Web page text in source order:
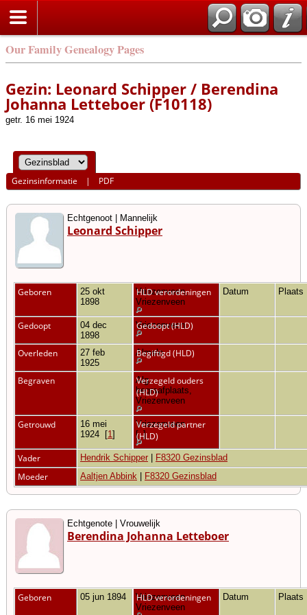
Our Family Genealogy Pages
Gezin: Leonard Schipper / Berendina
Johanna Letteboer (F10118)
getr. 16 mei 1924
Gezinsinformatie | PDF
Echtgenoot | Mannelijk
Leonard Schipper
Geboren
25 okt
1898
Vriezenveen,
Vriezenveen
HLD verordeningen Datum Plaats
Gedoopt
04 dec
1898
Vriezenveen
Gedoopt (HLD)
Overleden
27 feb
1925
Almelo
Begiftigd (HLD)
Begraven
Alg.
begraafplaats,
Vriezenveen
Verzegeld ouders
(HLD)
Getrouwd
16 mei
1924
[1 ]
Vriezenveen
[1]
Verzegeld partner
(HLD)
Vader
Hendrik Schipper F8320 Gezinsblad
Moeder Aaltjen Abbink F8320 Gezinsblad
Echtgenote | Vrouwelijk
Berendina Johanna Letteboer
Geboren 05 jun 1894
Vriezenveen,
Vriezenveen
HLD verordeningen Datum Plaats